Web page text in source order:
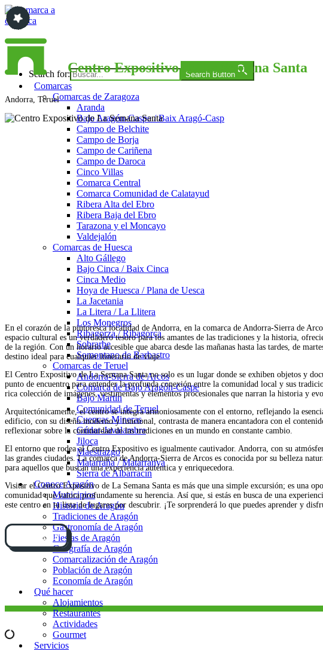
Saltar
al
contenido
Comarca a comarca
Search for: Search Button
Comarcas
Comarcas de Zaragoza
Aranda
Bajo Aragón-Caspe / Baix Aragó-Casp
Campo de Belchite
Campo de Borja
Campo de Cariñena
Campo de Daroca
Cinco Villas
Comarca Central
Comarca Comunidad de Calatayud
Ribera Alta del Ebro
Ribera Baja del Ebro
Tarazona y el Moncayo
Valdejalón
Comarcas de Huesca
Alto Gállego
Bajo Cinca / Baix Cinca
Cinca Medio
Hoya de Huesca / Plana de Uesca
La Jacetania
La Litera / La Llitera
Los Monegros
Ribagorza / Ribagorça
Sobrarbe
Somontano de Barbastro
Comarcas de Teruel
Andorra-Sierra de Arcos
Comarca de Bajo Aragón-Caspe
Bajo Martín
Comunidad de Teruel
Cuencas Mineras
Gúdar-Javalambre
Jiloca
Maestrazgo
Matarraña / Matarranya
Sierra de Albarracín
Conoce Aragón
Municipios
Historia de Aragón
Tradiciones de Aragón
Gastronomía de Aragón
Fiestas de Aragón
Geografía de Aragón
Comarcalización de Aragón
Población de Aragón
Economía de Aragón
Qué hacer
Alojamientos
Restaurantes
Actividades
Gourmet
Servicios
Centro Expositivo de La Semana Santa
Andorra, Teruel
En el corazón de la pintoresca localidad de Andorra, en la comarca de Andorra-Sierra de
espacio cultural es un verdadero tesoro para los amantes de las tradiciones y la historia,
de la región. Con un horario accesible que abarca desde las mañanas hasta las tardes, de
destino ideal para cualquier itinerario de viaje.
El Centro Expositivo de La Semana Santa no solo es un lugar donde se exhiben objetos y
punto de encuentro para entender la profunda conexión entre la comunidad local y sus
rica colección de imágenes, vestimentas y elementos procesionales que narran la historia y
Arquitectónicamente, el centro se integra armoniosamente con el entorno, reflejando la
edificio, con su diseño moderno y funcional, contrasta de manera encantadora con el
reflexionar sobre la continuidad de las tradiciones en un mundo en constante cambio.
El entorno que rodea al Centro Expositivo es igualmente cautivador. Andorra, con su
las grandes ciudades. La comarca de Andorra-Sierra de Arcos es conocida por su belleza
para aquellos que buscan una experiencia auténtica y enriquecedora.
Visitar el Centro Expositivo de La Semana Santa es más que una simple excursión; es una
comunidad que valora profundamente su herencia. Así que, si estás en busca de una
este centro en tu lista de lugares por descubrir. ¡Te sorprenderá lo que puedes aprender y
Cómo llegar